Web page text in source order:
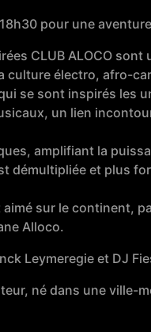
pour une
CLUB ALOCO
culture électro, afro-
se sont inspirés les
un lien
amplifiant la
démultipliée et plus
sur le continent,
Alloco.
Leymeregie et DJ
né dans une ville-